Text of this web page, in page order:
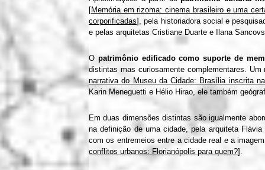
[Memória em rizoma: cinema brasileiro e uma
corporificadas], pela historiadora social e
e pelas arquitetas Cristiane Duarte e Ilana
O patrimônio edificado como suporte de
distintas mas curiosamente complementares.
narrativa do Museu da Cidade: Brasília inscrita
Karin Meneguetti e Hélio Hirao, ele também
Em duas dimensões distintas são igualmente
na definição de uma cidade, pela arquiteta
com os entremeios entre a cidade real e a
conflitos urbanos: Florianópolis para quem?].